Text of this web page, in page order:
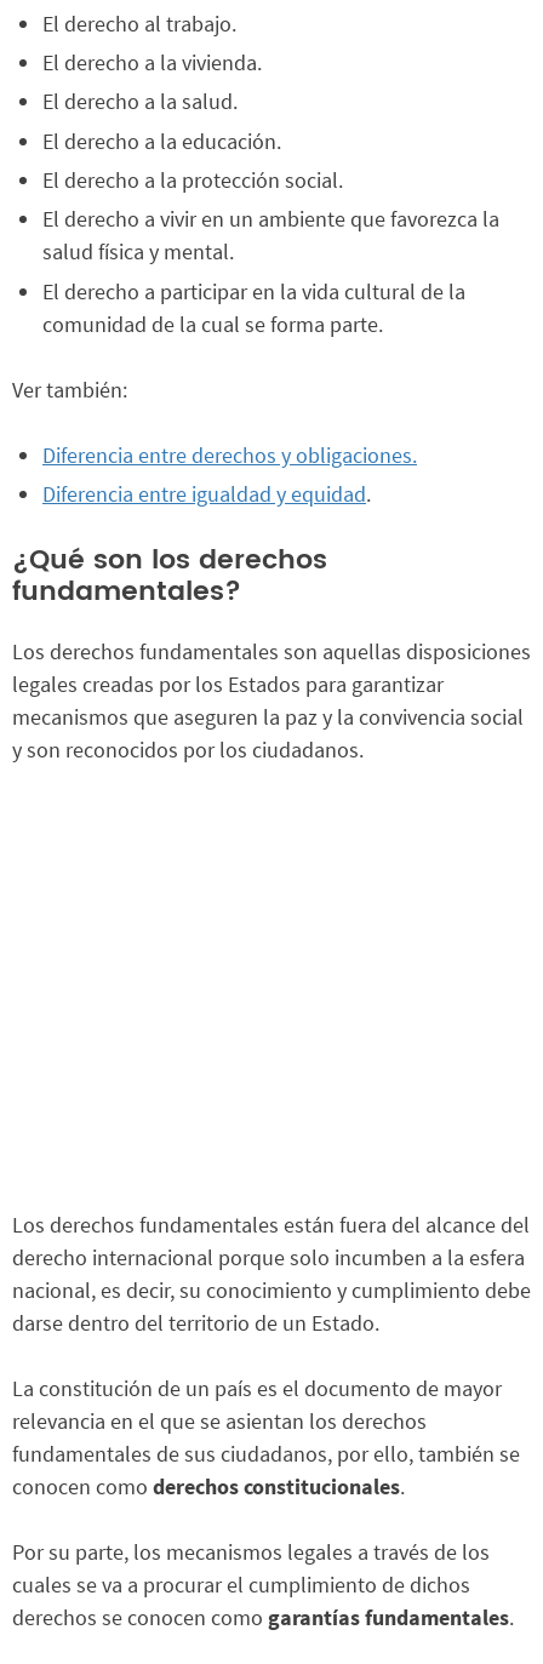
El derecho al trabajo.
El derecho a la vivienda.
El derecho a la salud.
El derecho a la educación.
El derecho a la protección social.
El derecho a vivir en un ambiente que favorezca la
salud física y mental.
El derecho a participar en la vida cultural de la
comunidad de la cual se forma parte.
Ver también:
Diferencia entre derechos y obligaciones.
Diferencia entre igualdad y equidad.
¿Qué son los derechos
fundamentales?
Los derechos fundamentales son aquellas disposiciones
legales creadas por los Estados para garantizar
mecanismos que aseguren la paz y la convivencia social
y son reconocidos por los ciudadanos.
Los derechos fundamentales están fuera del alcance del
derecho internacional porque solo incumben a la esfera
nacional, es decir, su conocimiento y cumplimiento debe
darse dentro del territorio de un Estado.
La constitución de un país es el documento de mayor
relevancia en el que se asientan los derechos
fundamentales de sus ciudadanos, por ello, también se
conocen como derechos constitucionales.
Por su parte, los mecanismos legales a través de los
cuales se va a procurar el cumplimiento de dichos
derechos se conocen como garantías fundamentales.